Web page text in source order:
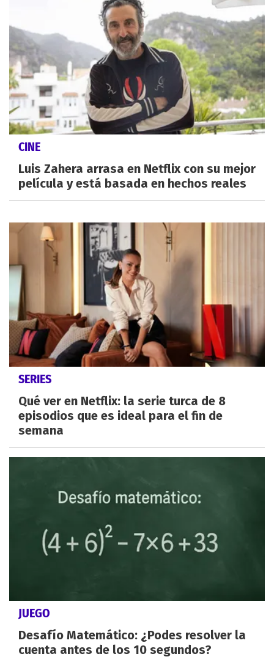
CINE
Luis Zahera arrasa en Netflix con su mejor
película y está basada en hechos reales
SERIES
Qué ver en Netflix: la serie turca de 8
episodios que es ideal para el fin de
semana
JUEGO
Desafío Matemático: ¿Podes resolver la
cuenta antes de los 10 segundos?